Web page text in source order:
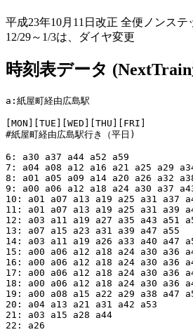
平成23年10月11日改正 全便ノンステ
12/29～1/3は、ダイヤ変更
時刻表データ
a:紙屋町経由広島駅
[MON][TUE][WED][THU][FRI]
#紙屋町経由広島駅行き（平日)
6: a30 a37 a44 a52 a59
7: a04 a08 a12 a16 a21 a25 a29
8: a01 a05 a09 a14 a20 a26 a32
9: a00 a06 a12 a18 a24 a30 a37
10: a01 a07 a13 a19 a25 a31 a37
11: a01 a07 a13 a19 a25 a31 a39
12: a03 a11 a19 a27 a35 a43 a51
13: a07 a15 a23 a31 a39 a47 a55
14: a03 a11 a19 a26 a33 a40 a47
15: a00 a06 a12 a18 a24 a30 a36
16: a00 a06 a12 a18 a24 a30 a36
17: a00 a06 a12 a18 a24 a30 a36
18: a00 a06 a12 a18 a24 a30 a36
19: a00 a08 a15 a22 a29 a38 a47
20: a04 a13 a21 a31 a42 a53
21: a03 a15 a28 a44
22: a26